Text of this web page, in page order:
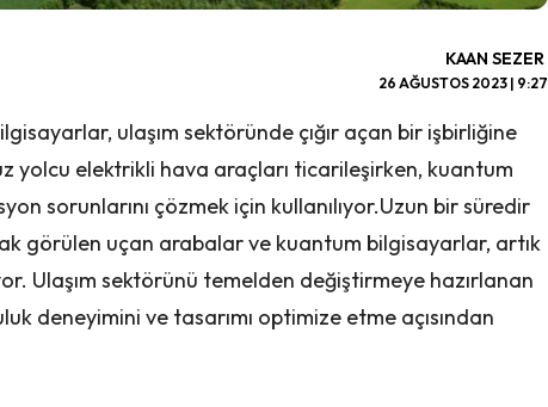
KAAN SEZER
26 AĞUSTOS 2023 | 9:27
ulaşım sektöründe çığır açan bir işbirliğine
yolcu elektrikli hava araçları ticarileşirken, kuantum
sorunlarını çözmek için kullanılıyor.Uzun bir süredir
görülen uçan arabalar ve kuantum bilgisayarlar, artık
Ulaşım sektörünü temelden değiştirmeye hazırlanan
deneyimini ve tasarımı optimize etme açısından